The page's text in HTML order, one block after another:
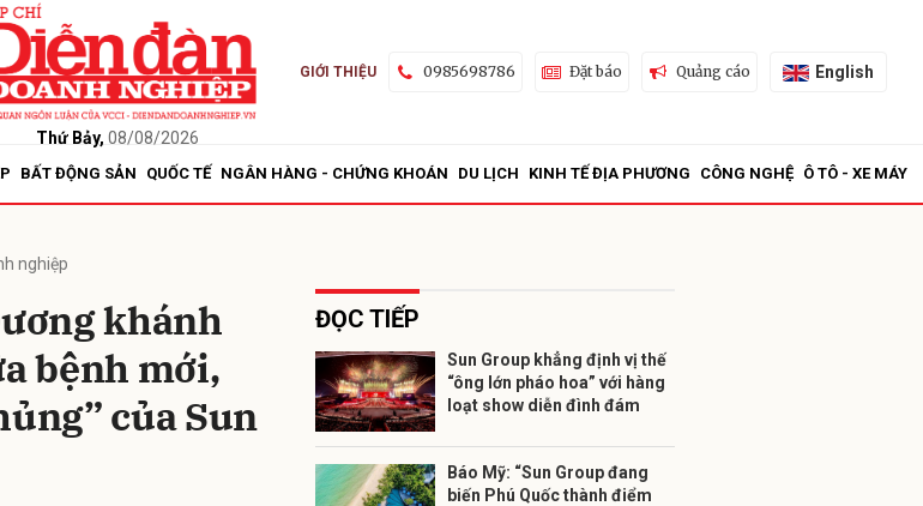
Thứ Bảy, 08/08/2026
GIỚI THIỆU 0985698786 Đặt báo Quảng cáo English
BẤT ĐỘNG SẢN QUỐC TẾ NGÂN HÀNG - CHỨNG KHOÁN DU LỊCH KINH TẾ ĐỊA PHƯƠNG CÔNG NGHỆ Ô TÔ - XE MÁY
nghiệp
khánh
bệnh mới,
của Sun
ĐỌC TIẾP
Sun Group khẳng định vị thế
“ông lớn pháo hoa” với hàng
loạt show diễn đình đám
Báo Mỹ: “Sun Group đang
biến Phú Quốc thành điểm
Gửi